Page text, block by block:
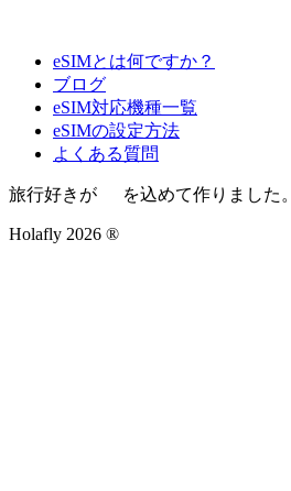
eSIMとは何ですか？
ブログ
eSIM対応機種一覧
eSIMの設定方法
よくある質問
旅行好きが を込めて作りました。
Holafly 2026 ®